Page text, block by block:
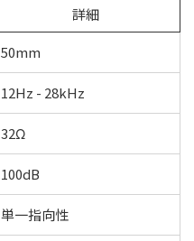
詳細
50mm
12Hz - 28kHz
32Ω
100dB
単一指向性